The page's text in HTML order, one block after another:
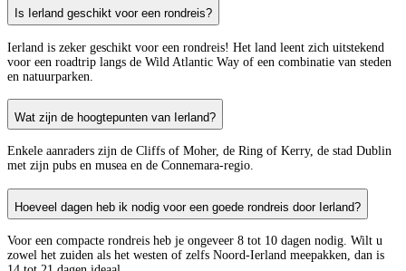
Is Ierland geschikt voor een rondreis?
Ierland is zeker geschikt voor een rondreis! Het land leent zich uitstekend
voor een roadtrip langs de Wild Atlantic Way of een combinatie van steden
en natuurparken.
Wat zijn de hoogtepunten van Ierland?
Enkele aanraders zijn de Cliffs of Moher, de Ring of Kerry, de stad Dublin
met zijn pubs en musea en de Connemara-regio.
Hoeveel dagen heb ik nodig voor een goede rondreis door Ierland?
Voor een compacte rondreis heb je ongeveer 8 tot 10 dagen nodig. Wilt u
zowel het zuiden als het westen of zelfs Noord-Ierland meepakken, dan is